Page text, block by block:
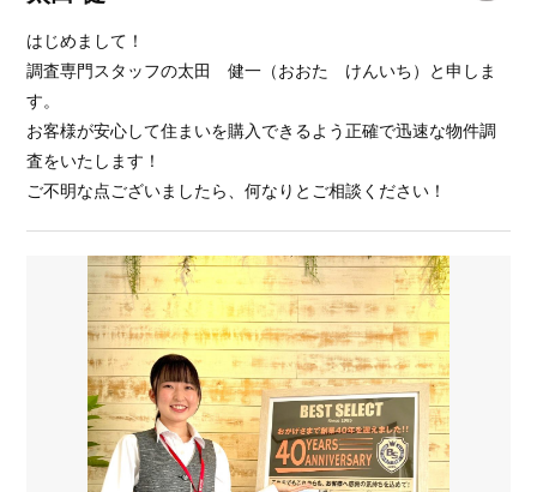
はじめまして！
調査専門スタッフの太田 健一（おおた けんいち）と申しま
す。
お客様が安心して住まいを購入できるよう正確で迅速な物件調
査をいたします！
ご不明な点ございましたら、何なりとご相談ください！